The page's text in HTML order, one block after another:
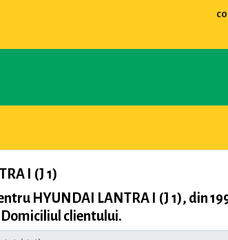
I (J 1)
HYUNDAI LANTRA I (J 1), din
clientului.